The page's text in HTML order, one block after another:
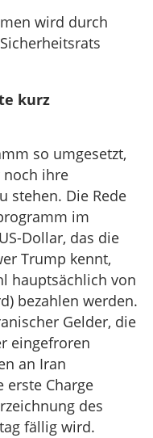
wird durch
kurz
so umgesetzt,
noch ihre
stehen. Die Rede
im
Dollar, das die
Trump kennt,
hauptsächlich von
bezahlen werden.
Gelder, die
eingefroren
an Iran
erste Charge
des
fällig wird.